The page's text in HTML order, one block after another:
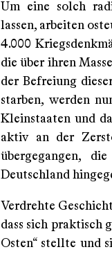
Um eine solch
lassen, arbeiten
4.000
die über ihren
der Befreiung
starben, werden
Kleinstaaten und
aktiv an der
übergegangen,
Deutschland
Verdrehte
dass sich praktisch
Osten“ stellte und